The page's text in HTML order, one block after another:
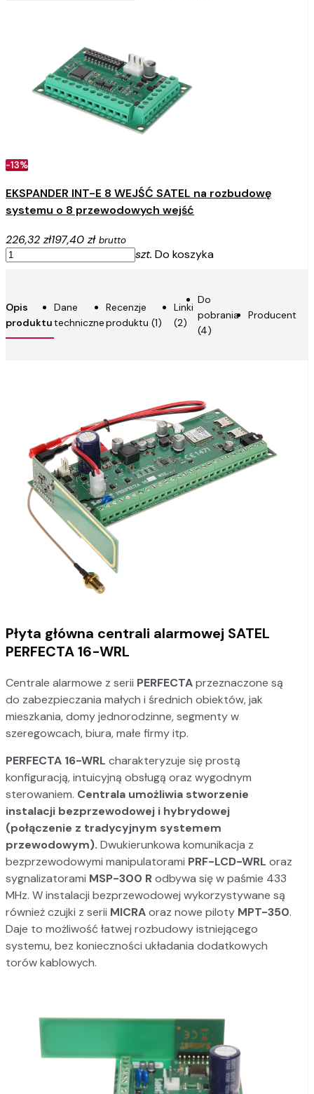
-13%
EKSPANDER INT-E 8 WEJŚĆ SATEL na rozbudowę
systemu o 8 przewodowych wejść
226,32 zł197,40 zł brutto
szt. Do koszyka
Opis
produktu
Linki
(2)
Do
pobrania
(4)
Dane
techniczne
Producent
Recenzje
produktu (1)
Płyta główna centrali alarmowej SATEL
PERFECTA 16-WRL
Centrale alarmowe z serii PERFECTAprzeznaczone są
do zabezpieczania małych i średnich obiektów, jak
mieszkania, domy jednorodzinne, segmenty w
szeregowcach, biura, małe firmy itp.
PERFECTA 16-WRL charakteryzuje się prostą
konfiguracją, intuicyjną obsługą oraz wygodnym
sterowaniem. Centrala umożliwia stworzenie
instalacji bezprzewodowej i hybrydowej
(połączenie z tradycyjnym systemem
przewodowym). Dwukierunkowa komunikacja z
bezprzewodowymi manipulatorami PRF-LCD-WRL oraz
sygnalizatorami MSP-300 Rodbywa się w paśmie 433
MHz. W instalacji bezprzewodowej wykorzystywane są
również czujki z serii MICRAoraz nowe piloty MPT-350.
Daje to możliwość łatwej rozbudowy istniejącego
systemu, bez konieczności układania dodatkowych
torów kablowych.